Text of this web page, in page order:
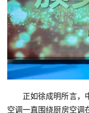
首
正如徐成明所言，
空调一直围绕厨房空调